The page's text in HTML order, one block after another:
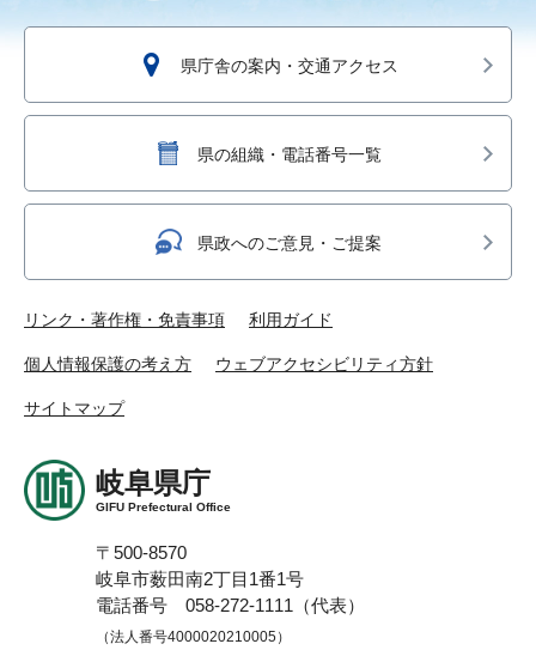
県庁舎の案内・交通アクセス
県の組織・電話番号一覧
県政へのご意見・ご提案
リンク・著作権・免責事項 利用ガイド
個人情報保護の考え方 ウェブアクセシビリティ方針
サイトマップ
岐阜県庁
GIFU Prefectural Office
〒500-8570
岐阜市薮田南2丁目1番1号
電話番号 058-272-1111（代表）
（法人番号4000020210005）